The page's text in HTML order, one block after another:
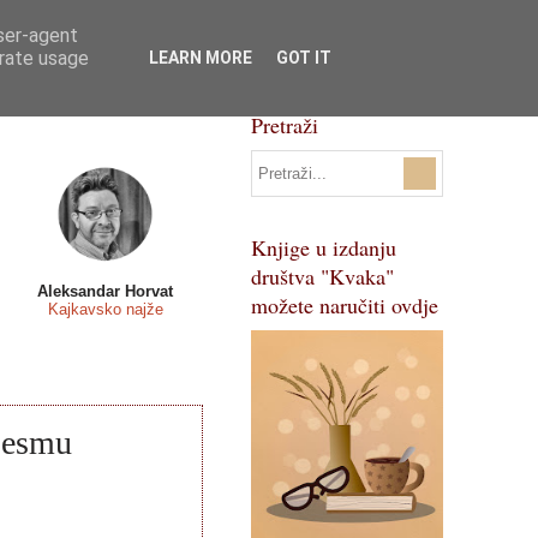
Svi natječaji
Pojmovnik
Aleksandar Horvat
Kajkavsko najže
Pretraži
Knjige u izdanju
društva "Kvaka"
možete naručiti ovdje
agent
usage
LEARN MORE GOT IT